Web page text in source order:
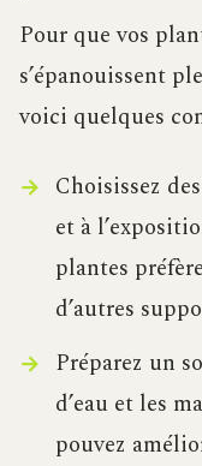
Pour que vos
s’épanouissent
voici quelques
Choisissez
et à
plantes
d’autres
Préparez un
d’eau et les
pouvez